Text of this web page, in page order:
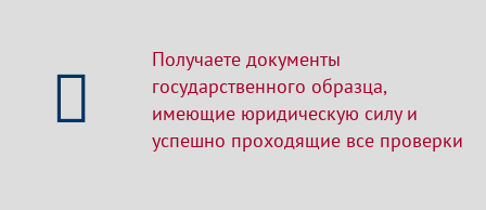
Получаете документы
государственного образца,
имеющие юридическую силу и
успешно проходящие все проверки